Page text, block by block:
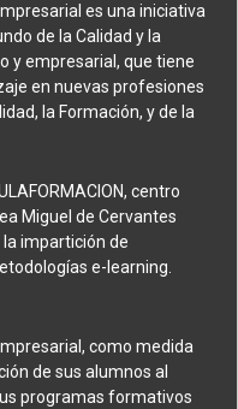
es una iniciativa
de la Calidad y la
y empresarial, que tiene
en nuevas profesiones
la Formación, y de la
centro
Miguel de Cervantes
impartición de
e-learning.
como medida
de sus alumnos al
programas formativos